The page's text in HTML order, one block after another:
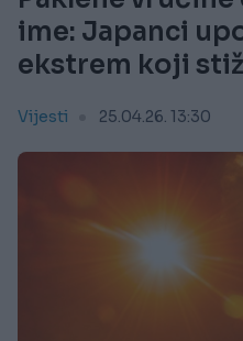
ime: Japanci
ekstrem koji
Vijesti 25.04.26. 13:30